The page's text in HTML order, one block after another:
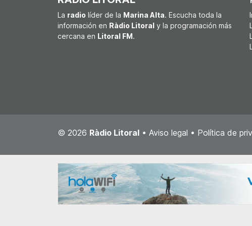
La radio líder de la Marina Alta. Escucha toda la
información en Ràdio Litoral y la programación más
cercana en Litoral FM.
© 2026 Ràdio Litoral • Aviso legal • Política de